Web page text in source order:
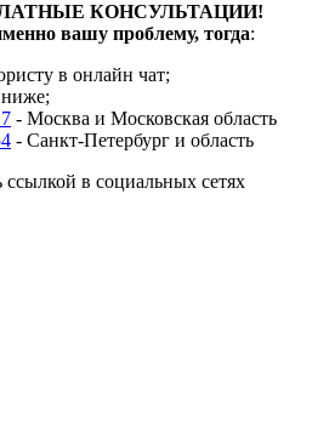
КОНСУЛЬТАЦИИ!
вашу проблему, тогда:
в онлайн чат;
- Москва и Московская область
- Санкт-Петербург и область
в социальных сетях